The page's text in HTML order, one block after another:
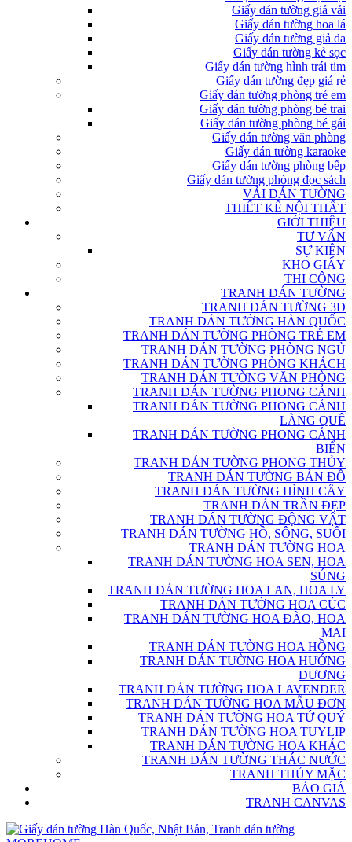
Giấy dán tường giả vải
Giấy dán tường hoa lá
Giấy dán tường giả da
Giấy dán tường kẻ sọc
Giấy dán tường hình trái tim
Giấy dán tường đẹp giá rẻ
Giấy dán tường phòng trẻ em
Giấy dán tường phòng bé trai
Giấy dán tường phòng bé gái
Giấy dán tường văn phòng
Giấy dán tường karaoke
Giấy dán tường phòng bếp
Giấy dán tường phòng đọc sách
VẢI DÁN TƯỜNG
THIẾT KẾ NỘI THẤT
GIỚI THIỆU
TƯ VẤN
SỰ KIỆN
KHO GIẤY
THI CÔNG
TRANH DÁN TƯỜNG
TRANH DÁN TƯỜNG 3D
TRANH DÁN TƯỜNG HÀN QUỐC
TRANH DÁN TƯỜNG PHÒNG TRẺ EM
TRANH DÁN TƯỜNG PHÒNG NGỦ
TRANH DÁN TƯỜNG PHÒNG KHÁCH
TRANH DÁN TƯỜNG VĂN PHÒNG
TRANH DÁN TƯỜNG PHONG CẢNH
TRANH DÁN TƯỜNG PHONG CẢNH
LÀNG QUÊ
TRANH DÁN TƯỜNG PHONG CẢNH
BIỂN
TRANH DÁN TƯỜNG PHONG THỦY
TRANH DÁN TƯỜNG BẢN ĐỒ
TRANH DÁN TƯỜNG HÌNH CÂY
TRANH DÁN TRẦN ĐẸP
TRANH DÁN TƯỜNG ĐỘNG VẬT
TRANH DÁN TƯỜNG HỒ, SÔNG, SUỐI
TRANH DÁN TƯỜNG HOA
TRANH DÁN TƯỜNG HOA SEN, HOA
SÚNG
TRANH DÁN TƯỜNG HOA LAN, HOA LY
TRANH DÁN TƯỜNG HOA CÚC
TRANH DÁN TƯỜNG HOA ĐÀO, HOA
MAI
TRANH DÁN TƯỜNG HOA HỒNG
TRANH DÁN TƯỜNG HOA HƯỚNG
DƯƠNG
TRANH DÁN TƯỜNG HOA LAVENDER
TRANH DÁN TƯỜNG HOA MẪU ĐƠN
TRANH DÁN TƯỜNG HOA TỨ QUÝ
TRANH DÁN TƯỜNG HOA TUYLIP
TRANH DÁN TƯỜNG HOA KHÁC
TRANH DÁN TƯỜNG THÁC NƯỚC
TRANH THỦY MẶC
BÁO GIÁ
TRANH CANVAS